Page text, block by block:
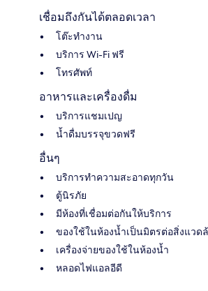
เชื่อมถึงกันได้ตลอดเวลา
โต๊ะทำงาน
บริการ Wi-Fi ฟรี
โทรศัพท์
อาหารและเครื่องดื่ม
บริการแชมเปญ
น้ำดื่มบรรจุขวดฟรี
อื่นๆ
บริการทำความสะอาดทุกวัน
ตู้นิรภัย
มีห้องที่เชื่อมต่อกันให้บริการ
ของใช้ในห้องน้ำเป็นมิตรต่อสิ่งแวด
เครื่องจ่ายของใช้ในห้องน้ำ
หลอดไฟแอลอีดี